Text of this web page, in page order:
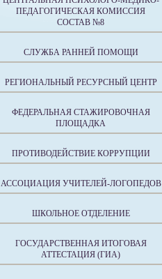
ПЕДАГОГИЧЕСКАЯ КОМИССИЯ
СОСТАВ №8
СЛУЖБА РАННЕЙ ПОМОЩИ
РЕГИОНАЛЬНЫЙ РЕСУРСНЫЙ ЦЕНТР
ФЕДЕРАЛЬНАЯ СТАЖИРОВОЧНАЯ
ПЛОЩАДКА
ПРОТИВОДЕЙСТВИЕ КОРРУПЦИИ
АССОЦИАЦИЯ УЧИТЕЛЕЙ-ЛОГОПЕДОВ
ШКОЛЬНОЕ ОТДЕЛЕНИЕ
ГОСУДАРСТВЕННАЯ ИТОГОВАЯ
АТТЕСТАЦИЯ (ГИА)